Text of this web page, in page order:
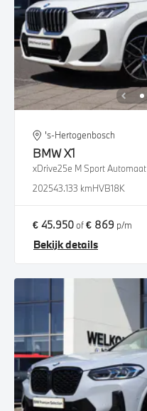
's-Hertogenbosch
BMWX1
xDrive25e M Sport Automaat
202543.133 kmHVB18K
€ 45.950of€ 869 p/m
Bekijk details